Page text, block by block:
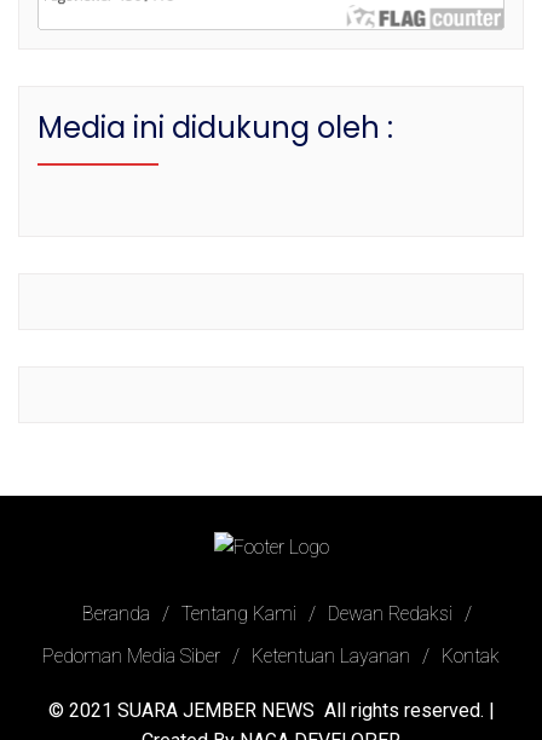
Media ini didukung oleh :
Beranda Tentang Kami
Dewan Redaksi
Pedoman Media Siber
Ketentuan Layanan Kontak
© 2021 SUARA JEMBER NEWS All rights reserved. |